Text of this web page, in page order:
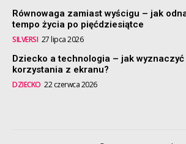
Równowaga zamiast wyścigu – jak
tempo życia po pięćdziesiątce
SILVERSI 27 lipca 2026
Dziecko a technologia – jak
korzystania z ekranu?
DZIECKO 22 czerwca 2026